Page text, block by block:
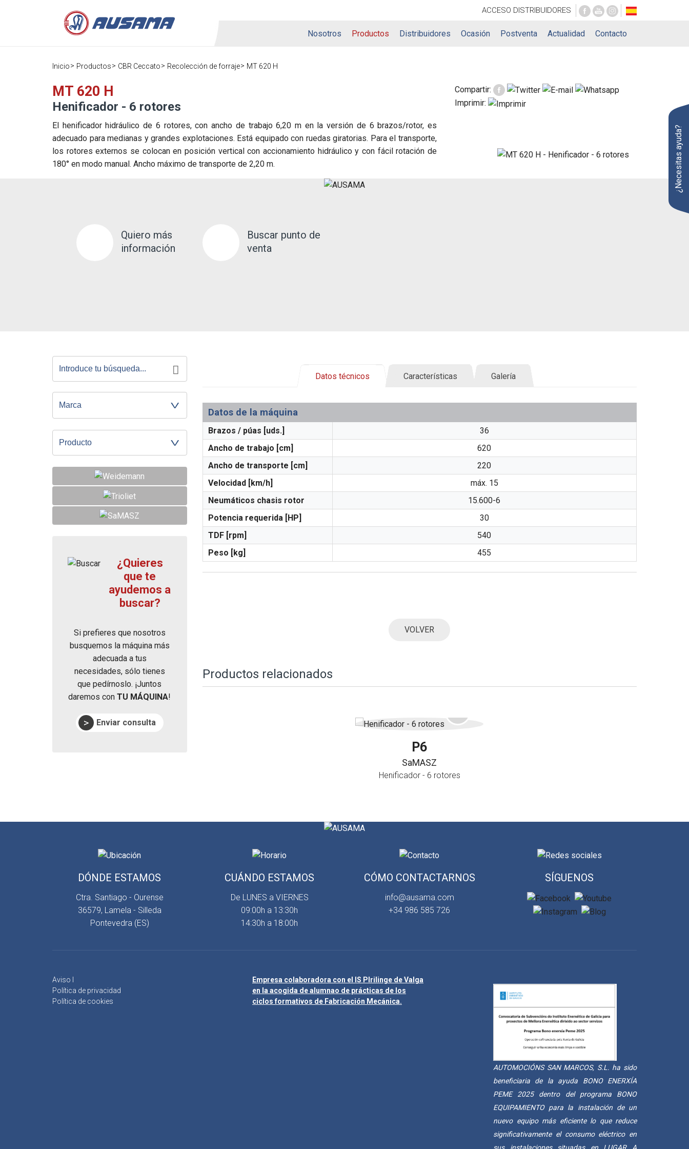
ACCESO DISTRIBUIDORES
Nosotros Productos Distribuidores Ocasión Postventa Actualidad Contacto
Inicio Productos CBR Ceccato Recolección de forraje MT 620 H
MT 620 H
Henificador - 6 rotores
El henificador hidráulico de 6 rotores, con ancho de trabajo 6,20 m en la versión de 6 brazos/rotor, es
adecuado para medianas y grandes explotaciones. Está equipado con ruedas giratorias. Para el transporte,
los rotores externos se colocan en posición vertical con accionamiento hidráulico y con fácil rotación de
180° en modo manual. Ancho máximo de transporte de 2,20 m.
Compartir:
Imprimir:
Quiero más
información
Buscar punto de
venta
Producto
¿Quieres
que te
ayudemos a
buscar?
Si prefieres que nosotros
busquemos la máquina más
adecuada a tus
necesidades, sólo tienes
que pedírnoslo. ¡Juntos
daremos conTU MÁQUINA!
Enviar consulta
Datos técnicos Características Galería
Datos de la máquina
Brazos / púas [uds.]
36
Ancho de trabajo [cm]
620
Ancho de transporte [cm]
220
Velocidad [km/h]
máx. 15
Neumáticos chasis rotor
15.600-6
Potencia requerida [HP]
30
TDF [rpm]
540
Peso [kg]
455
VOLVER
Productos relacionados
P6
SaMASZ
Henificador - 6 rotores
DÓNDE ESTAMOS
Ctra. Santiago - Ourense
36579, Lamela - Silleda
Pontevedra (ES)
CUÁNDO ESTAMOS
De LUNES a VIERNES
09:00h a 13:30h
14:30h a 18:00h
CÓMO CONTACTARNOS
info@ausama.com
+34 986 585 726
SÍGUENOS
Aviso l
Política de privacidad
Política de cookies
Empresa colaboradora con el IS Plrilinge de Valga
en la acogida de alumnao de prácticas de los
ciclos formativos de Fabricación Mecánica.
AUTOMOCIÓNS SAN MARCOS, S.L. ha sido
beneficiaria de la ayuda BONO ENERXÍA
PEME 2025 dentro del programa BONO
EQUIPAMIENTO para la instalación de un
nuevo equipo más eficiente lo que reduce
significativamente el consumo eléctrico en
¿Necesitas ayuda?